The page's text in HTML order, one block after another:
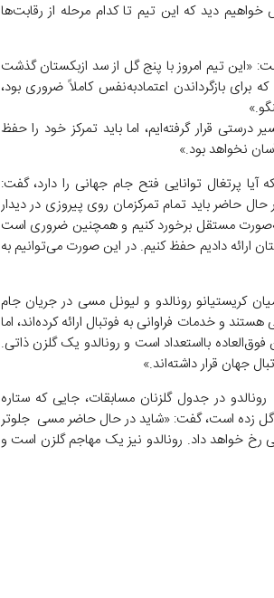
دید که این تیم تا کدام مرحله از رقابت‌ها
«این تیم امروز با پنج گل از سد ازبکستان گذشت
بازگرداندن اعتمادبه‌نفس کاملاً ضروری بود،
درستی قرار گرفته‌ایم، اما باید تمرکز خود را حفظ
نخواهد بود.»
پرتغال توانایی فتح جام جهانی را دارد، گفت:
حاضر باید تمام تمرکزمان روی پیروزی در دیدار
به‌صورت مستقل برخورد کنیم و همچنین ضروری است
ارائه دادیم حفظ کنیم. در این صورت می‌توانیم به
کریستیانو رونالدو و لیونل مسی در جریان جام
و خدمات فراوانی به فوتبال ارائه کرده‌اند، اما
بااستعداد است و رونالدو یک گلزن ذاتی.
جهان قرار داشته‌اند.»
در جدول گلزنان مسابقات، جایی که ستاره
۵ گل به ثمر رسانده و رونالدو تنها ۲ گل زده است، گفت: «شاید در حال حاضر مسی جلوتر
رخ خواهد داد. رونالدو نیز یک مهاجم گلزن است و